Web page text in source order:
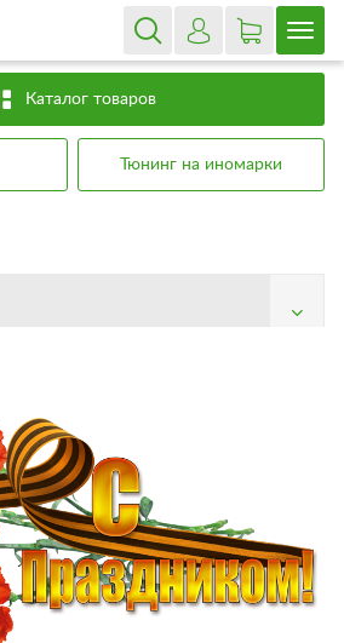
Каталог товаров
Тюнинг на иномарки